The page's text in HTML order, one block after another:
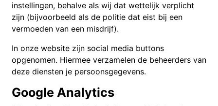
instellingen, behalve als wij dat wettelijk verplicht
zijn (bijvoorbeeld als de politie dat eist bij een
vermoeden van een misdrijf).
In onze website zijn social media buttons
opgenomen. Hiermee verzamelen de beheerders van
deze diensten je persoonsgegevens.
Google Analytics